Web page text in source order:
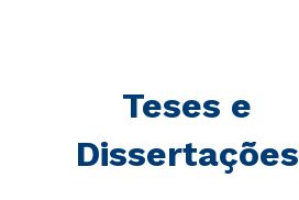
Teses e
Dissertações